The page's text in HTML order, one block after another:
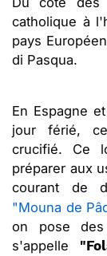
catholique à
pays
di Pasqua.
En Espagne
jour férié,
crucifié. Ce
préparer aux
courant de
"Mouna de
on pose
s'appelle